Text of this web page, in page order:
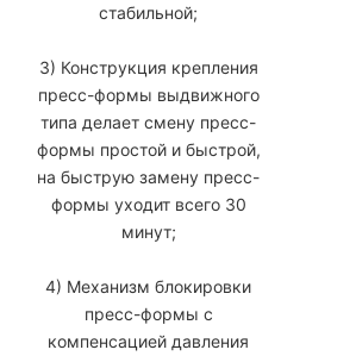
стабильной;
3) Конструкция крепления
пресс-формы выдвижного
типа делает смену пресс-
формы простой и быстрой,
на быструю замену пресс-
формы уходит всего 30
минут;
4) Механизм блокировки
пресс-формы с
компенсацией давления